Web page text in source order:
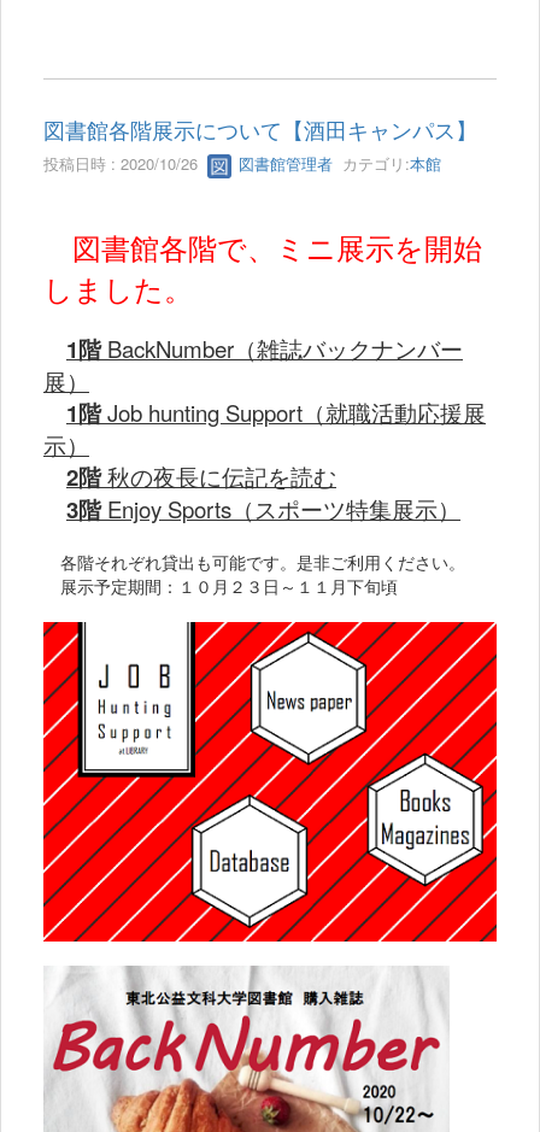
図書館各階展示について【酒田キャンパス】
投稿日時 : 2020/10/26 図書館管理者 カテゴリ:本館
図書館各階で、ミニ展示を開始
しました。
1階BackNumber（雑誌バックナンバー
展）
1階Job hunting Support（就職活動応援展
示）
2階秋の夜長に伝記を読む
3階Enjoy Sports（スポーツ特集展示）
各階それぞれ貸出も可能です。是非ご利用ください。
展示予定期間：１０月２３日～１１月下旬頃